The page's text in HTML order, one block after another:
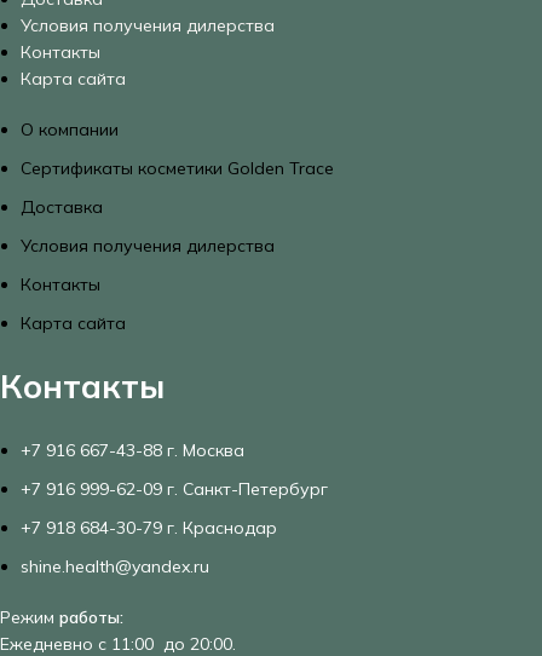
Условия получения дилерства
Контакты
Карта сайта
О компании
Сертификаты косметики Golden Trace
Доставка
Условия получения дилерства
Контакты
Карта сайта
Контакты
+7 916 667-43-88 г. Москва
+7 916 999-62-09 г. Санкт-Петербург
+7 918 684-30-79 г. Краснодар
shine.health@yandex.ru
Режим работы:
Ежедневно с 11:00 до 20:00.